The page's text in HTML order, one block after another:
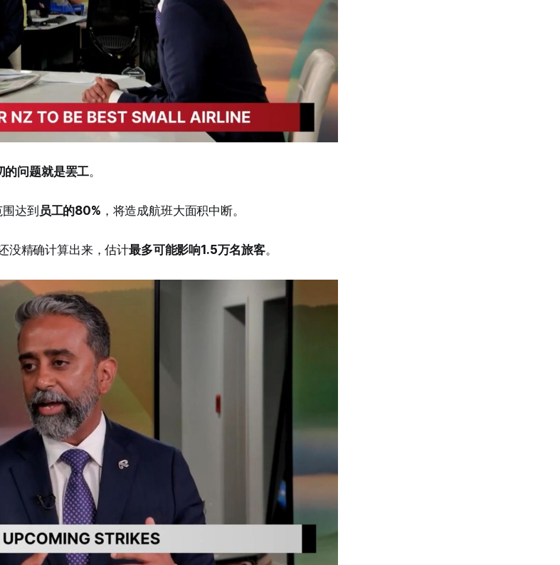
的问题就是罢工。
达到 员工的80% ，将造成航班大面积中断。
没精确计算出来，估计最多可能影响1.5万名旅客。